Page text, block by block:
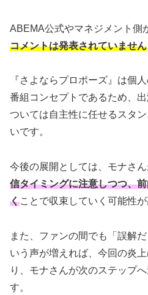
ABEMA公式やマネジメント側
コメントは発表されていません
『さよならプロポーズ』は個
番組コンセプトであるため、
ついては自主性に任せるスタ
いです。
今後の展開としては、モナさ
信タイミングに注意しつつ、
くことで収束していく可能性が
また、ファンの間でも「誤解
いう声が増えれば、今回の炎上
り、モナさんが次のステップ
す。